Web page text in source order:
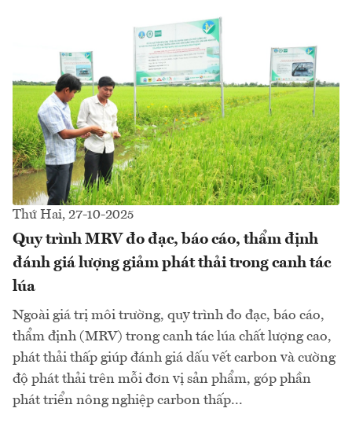
Thứ Hai, 27-10-2025
Quy trình MRV đo đạc, báo cáo, thẩm định
đánh giá lượng giảm phát thải trong canh tác
lúa
Ngoài giá trị môi trường, quy trình đo đạc, báo cáo,
thẩm định (MRV) trong canh tác lúa chất lượng cao,
phát thải thấp giúp đánh giá dấu vết carbon và cường
độ phát thải trên mỗi đơn vị sản phẩm, góp phần
phát triển nông nghiệp carbon thấp...